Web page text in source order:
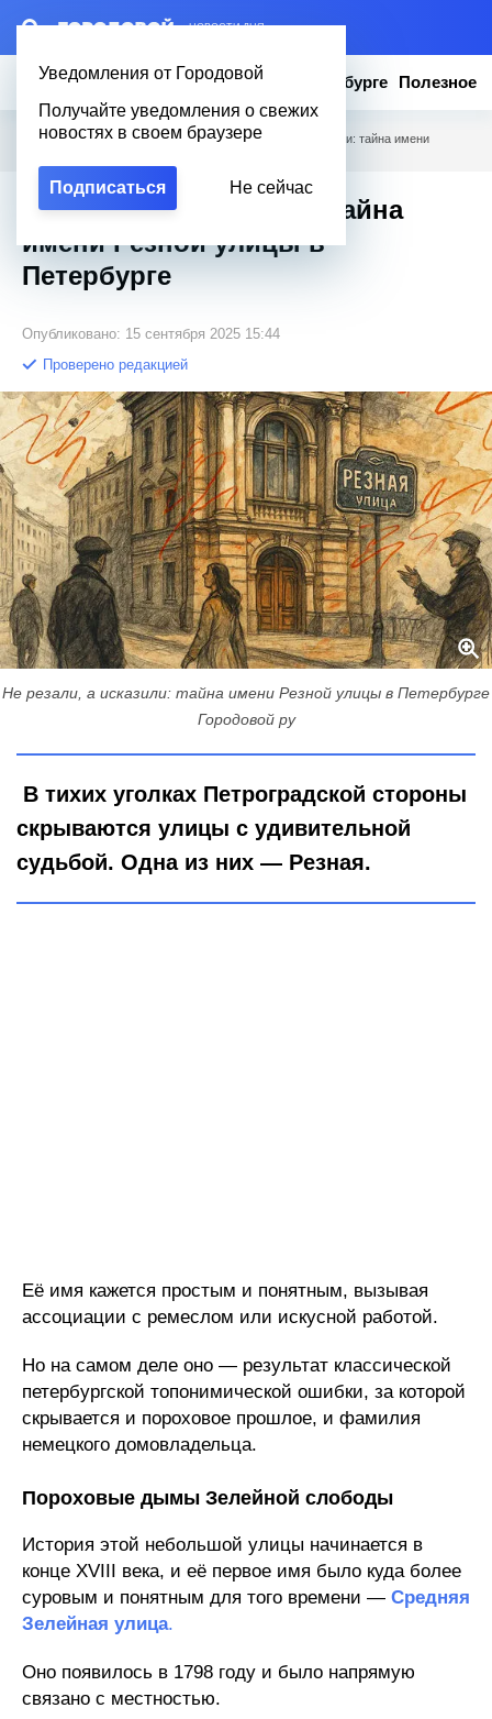
– НОВОСТИ ДНЯ
Уведомления от Городовой
Получайте уведомления о свежих
новостях в своем браузере
Подписаться Не сейчас
Новости Эксклюзив Вопросы о Петербурге Полезное
Городовой Новости Петербурга / Не резали, а исказили: тайна имени
Не резали, а исказили: тайна
имени Резной улицы в
Петербурге
Опубликовано: 15 сентября 2025 15:44
Проверено редакцией
Не резали, а исказили: тайна имени Резной улицы в Петербурге
Городовой ру
В тихих уголках Петроградской стороны
скрываются улицы с удивительной
судьбой. Одна из них — Резная.
Её имя кажется простым и понятным, вызывая
ассоциации с ремеслом или искусной работой.
Но на самом деле оно — результат классической
петербургской топонимической ошибки, за которой
скрывается и пороховое прошлое, и фамилия
немецкого домовладельца.
Пороховые дымы Зелейной слободы
История этой небольшой улицы начинается в
конце XVIII века, и её первое имя было куда более
суровым и понятным для того времени — Средняя
Зелейная улица.
Оно появилось в 1798 году и было напрямую
связано с местностью.